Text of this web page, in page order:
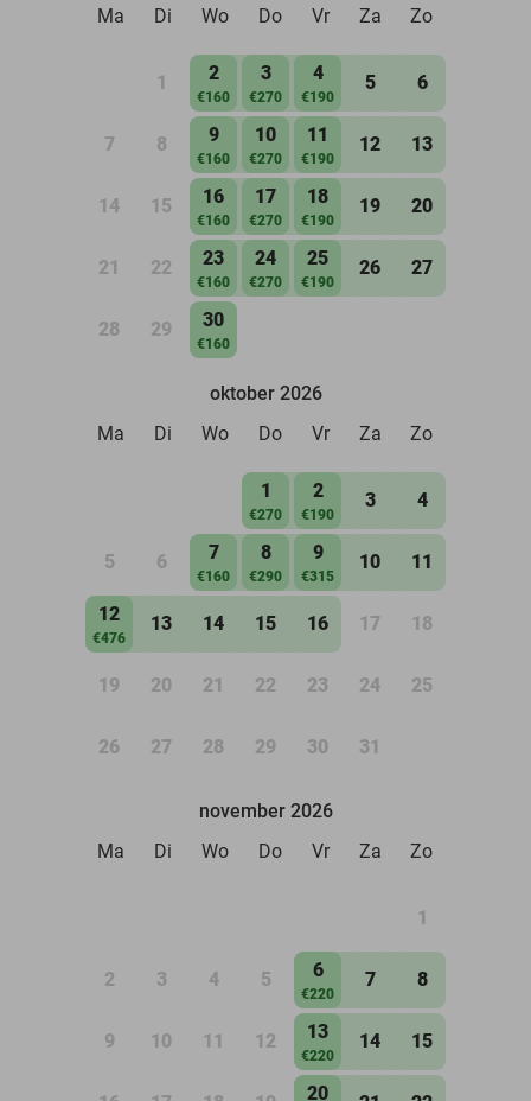
Ma
Di Wo Do Vr Za Zo
1 2
€160
3
€270
4
€190
5 6
7 8 9
€160
10
€270
11
€190
12 13
14 15 16
€160
17
€270
18
€190
19 20
21 22 23
€160
24
€270
25
€190
26 27
28 29 30
€160
oktober 2026
Ma
Di Wo Do Vr Za Zo
1
€270
2
€190
3 4
5 6 7
€160
8
€290
9
€315
10 11
12
€476
13 14 15 16 17 18
19 20 21 22 23 24 25
26 27 28 29 30 31
november 2026
Ma
Di Wo Do Vr Za Zo
1
2 3 4 5 6
€220
7 8
9 10 11 12 13
€220
14 15
20